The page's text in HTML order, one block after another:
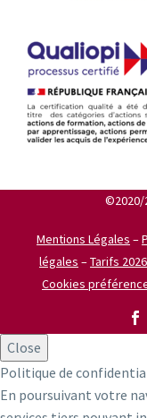
©2020/
Mentions Légales –
légales –Tarifs 2026
Cookies
Close
Politique de
En poursuivant votre